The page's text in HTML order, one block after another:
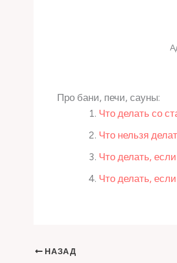
Про бани, печи, сауны:
Что делать со
Что нельзя
Что делать,
Что делать,
НАЗАД